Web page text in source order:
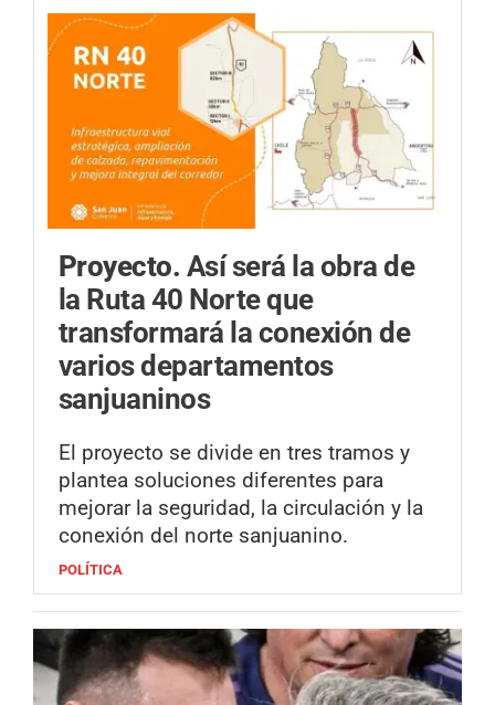
Proyecto. Así será la obra de
la Ruta 40 Norte que
transformará la conexión de
varios departamentos
sanjuaninos
El proyecto se divide en tres tramos y
plantea soluciones diferentes para
mejorar la seguridad, la circulación y la
conexión del norte sanjuanino.
POLÍTICA